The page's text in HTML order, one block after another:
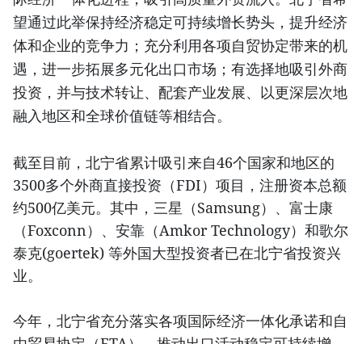
望通过此举保持经济稳定可持续增长势头，提升经济
体和企业的竞争力；充分利用各项自贸协定带来的机
遇，进一步拓展多元化出口市场；有选择地吸引外商
投资，并与技术转让、配套产业发展、以更深层次地
融入地区和全球价值链等相结合。
截至目前，北宁省累计吸引来自46个国家和地区的
3500多个外商直接投资（FDI）项目，注册资本总额
约500亿美元。其中，三星（Samsung）、富士康
（Foxconn）、安靠（Amkor Technology）和歌尔
泰克(goertek) 等外国大型投资者已在北宁省投资兴
业。
今年，北宁省充分落实各项国际经济一体化承诺和自